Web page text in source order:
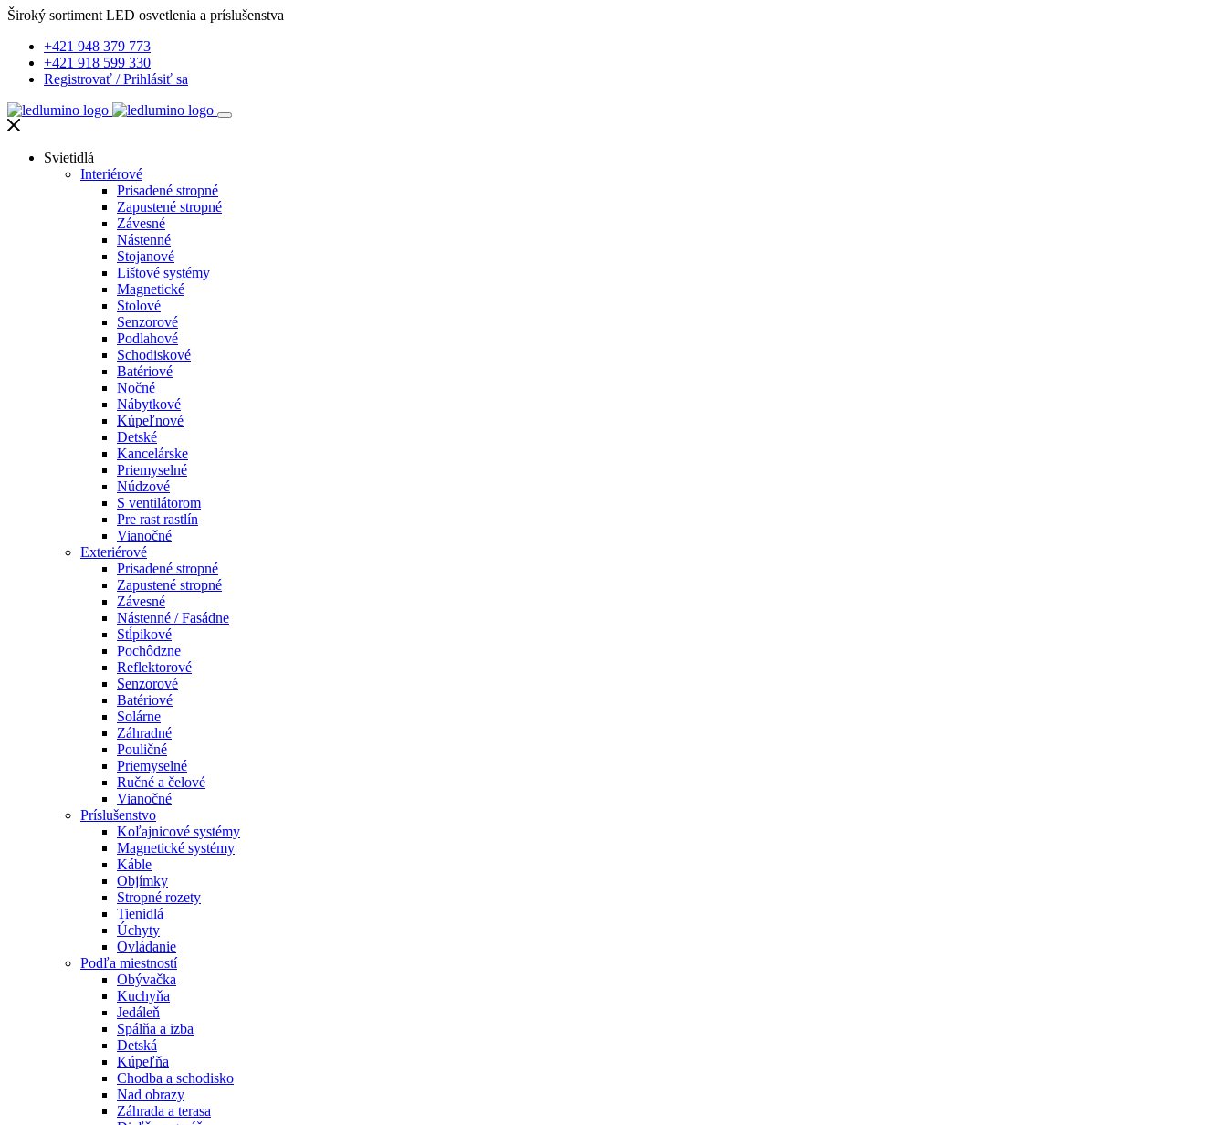
Široký sortiment LED osvetlenia a príslušenstva
+421 948 379 773
+421 918 599 330
Registrovať /Prihlásiť sa
Svietidlá
Interiérové
Prisadené stropné
Zapustené stropné
Závesné
Nástenné
Stojanové
Lištové systémy
Magnetické
Stolové
Senzorové
Podlahové
Schodiskové
Batériové
Nočné
Nábytkové
Kúpeľnové
Detské
Kancelárske
Priemyselné
Núdzové
S ventilátorom
Pre rast rastlín
Vianočné
Exteriérové
Prisadené stropné
Zapustené stropné
Závesné
Nástenné / Fasádne
Stĺpikové
Pochôdzne
Reflektorové
Senzorové
Batériové
Solárne
Záhradné
Pouličné
Priemyselné
Ručné a čelové
Vianočné
Príslušenstvo
Koľajnicové systémy
Magnetické systémy
Káble
Objímky
Stropné rozety
Tienidlá
Úchyty
Ovládanie
Podľa miestností
Obývačka
Kuchyňa
Jedáleň
Spálňa a izba
Detská
Kúpeľňa
Chodba a schodisko
Nad obrazy
Záhrada a terasa